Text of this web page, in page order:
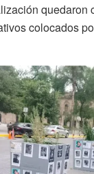
quedaron
colocados